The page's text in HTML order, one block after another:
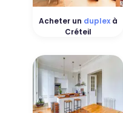
Acheter un duplex à
Créteil